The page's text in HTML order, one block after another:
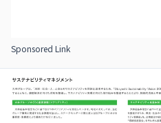
Sponsored Link